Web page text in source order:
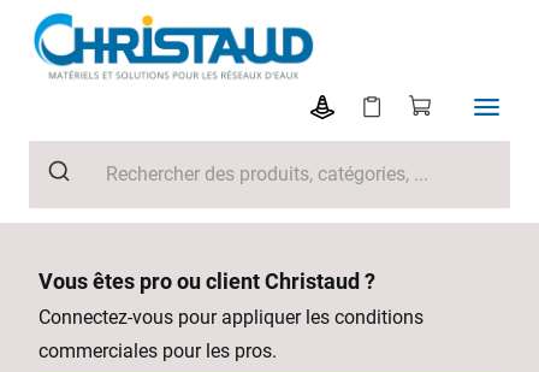
Vous êtes pro ou client Christaud ?
Connectez-vous pour appliquer les conditions
commerciales pour les pros.